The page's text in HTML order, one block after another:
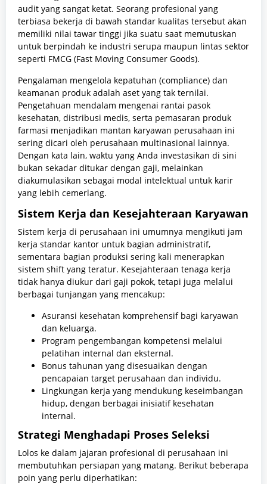
audit yang sangat ketat. Seorang profesional yang
terbiasa bekerja di bawah standar kualitas tersebut akan
memiliki nilai tawar tinggi jika suatu saat memutuskan
untuk berpindah ke industri serupa maupun lintas sektor
seperti FMCG (Fast Moving Consumer Goods).
Pengalaman mengelola kepatuhan (compliance) dan
keamanan produk adalah aset yang tak ternilai.
Pengetahuan mendalam mengenai rantai pasok
kesehatan, distribusi medis, serta pemasaran produk
farmasi menjadikan mantan karyawan perusahaan ini
sering dicari oleh perusahaan multinasional lainnya.
Dengan kata lain, waktu yang Anda investasikan di sini
bukan sekadar ditukar dengan gaji, melainkan
diakumulasikan sebagai modal intelektual untuk karir
yang lebih cemerlang.
Sistem Kerja dan Kesejahteraan Karyawan
Sistem kerja di perusahaan ini umumnya mengikuti jam
kerja standar kantor untuk bagian administratif,
sementara bagian produksi sering kali menerapkan
sistem shift yang teratur. Kesejahteraan tenaga kerja
tidak hanya diukur dari gaji pokok, tetapi juga melalui
berbagai tunjangan yang mencakup:
Asuransi kesehatan komprehensif bagi karyawan
dan keluarga.
Program pengembangan kompetensi melalui
pelatihan internal dan eksternal.
Bonus tahunan yang disesuaikan dengan
pencapaian target perusahaan dan individu.
Lingkungan kerja yang mendukung keseimbangan
hidup, dengan berbagai inisiatif kesehatan
internal.
Strategi Menghadapi Proses Seleksi
Lolos ke dalam jajaran profesional di perusahaan ini
membutuhkan persiapan yang matang. Berikut beberapa
poin yang perlu diperhatikan: